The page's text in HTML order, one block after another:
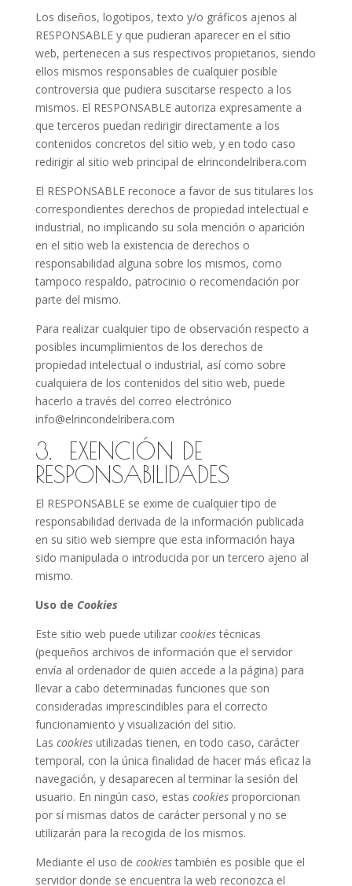
Los diseños, logotipos, texto y/o gráficos ajenos al
RESPONSABLE y que pudieran aparecer en el sitio
web, pertenecen a sus respectivos propietarios, siendo
ellos mismos responsables de cualquier posible
controversia que pudiera suscitarse respecto a los
mismos. El RESPONSABLE autoriza expresamente a
que terceros puedan redirigir directamente a los
contenidos concretos del sitio web, y en todo caso
redirigir al sitio web principal de elrincondelribera.com
El RESPONSABLE reconoce a favor de sus titulares los
correspondientes derechos de propiedad intelectual e
industrial, no implicando su sola mención o aparición
en el sitio web la existencia de derechos o
responsabilidad alguna sobre los mismos, como
tampoco respaldo, patrocinio o recomendación por
parte del mismo.
Para realizar cualquier tipo de observación respecto a
posibles incumplimientos de los derechos de
propiedad intelectual o industrial, así como sobre
cualquiera de los contenidos del sitio web, puede
hacerlo a través del correo electrónico
info@elrincondelribera.com
3. EXENCIÓN DE
RESPONSABILIDADES
El RESPONSABLE se exime de cualquier tipo de
responsabilidad derivada de la información publicada
en su sitio web siempre que esta información haya
sido manipulada o introducida por un tercero ajeno al
mismo.
Uso de Cookies
Este sitio web puede utilizar cookiestécnicas
(pequeños archivos de información que el servidor
envía al ordenador de quien accede a la página) para
llevar a cabo determinadas funciones que son
consideradas imprescindibles para el correcto
funcionamiento y visualización del sitio.
Las cookies utilizadas tienen, en todo caso, carácter
temporal, con la única finalidad de hacer más eficaz la
navegación, y desaparecen al terminar la sesión del
usuario. En ningún caso, estas cookies proporcionan
por sí mismas datos de carácter personal y no se
utilizarán para la recogida de los mismos.
Mediante el uso de cookiestambién es posible que el
servidor donde se encuentra la web reconozca el